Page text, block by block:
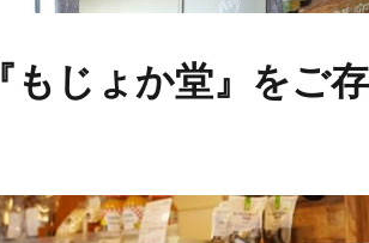
『もじょか堂』をご